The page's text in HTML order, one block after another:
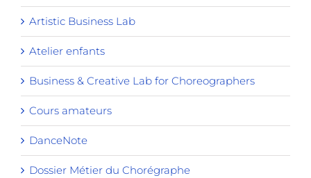
Artistic Business Lab
Atelier enfants
Business & Creative Lab for Choreographers
Cours amateurs
DanceNote
Dossier Métier du Chorégraphe